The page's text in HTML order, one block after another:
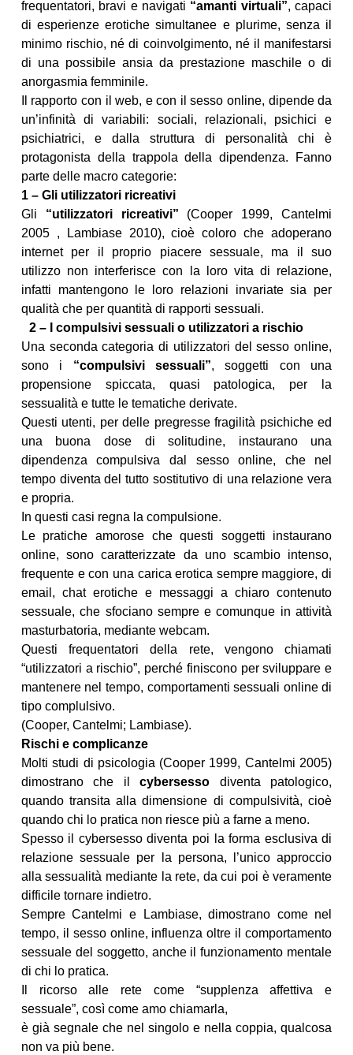
frequentatori, bravi e navigati “amanti virtuali”, capaci
di esperienze erotiche simultanee e plurime, senza il
minimo rischio, né di coinvolgimento, né il manifestarsi
di una possibile ansia da prestazione maschile o di
anorgasmia femminile.
Il rapporto con il web, e con il sesso online, dipende da
un’infinità di variabili: sociali, relazionali, psichici e
psichiatrici, e dalla struttura di personalità chi è
protagonista della trappola della dipendenza. Fanno
parte delle macro categorie:
1 – Gli utilizzatori ricreativi
Gli “utilizzatori ricreativi” (Cooper 1999, Cantelmi
2005 , Lambiase 2010), cioè coloro che adoperano
internet per il proprio piacere sessuale, ma il suo
utilizzo non interferisce con la loro vita di relazione,
infatti mantengono le loro relazioni invariate sia per
qualità che per quantità di rapporti sessuali.
2 – I compulsivi sessuali o utilizzatori a rischio
Una seconda categoria di utilizzatori del sesso online,
sono i “compulsivi sessuali”, soggetti con una
propensione spiccata, quasi patologica, per la
sessualità e tutte le tematiche derivate.
Questi utenti, per delle pregresse fragilità psichiche ed
una buona dose di solitudine, instaurano una
dipendenza compulsiva dal sesso online, che nel
tempo diventa del tutto sostitutivo di una relazione vera
e propria.
In questi casi regna la compulsione.
Le pratiche amorose che questi soggetti instaurano
online, sono caratterizzate da uno scambio intenso,
frequente e con una carica erotica sempre maggiore, di
email, chat erotiche e messaggi a chiaro contenuto
sessuale, che sfociano sempre e comunque in attività
masturbatoria, mediante webcam.
Questi frequentatori della rete, vengono chiamati
“utilizzatori a rischio”, perché finiscono per sviluppare e
mantenere nel tempo, comportamenti sessuali online di
tipo complulsivo.
(Cooper, Cantelmi; Lambiase).
Rischi e complicanze
Molti studi di psicologia (Cooper 1999, Cantelmi 2005)
dimostrano che ilcybersesso diventa patologico,
quando transita alla dimensione di compulsività, cioè
quando chi lo pratica non riesce più a farne a meno.
Spesso il cybersesso diventa poi la forma esclusiva di
relazione sessuale per la persona, l’unico approccio
alla sessualità mediante la rete, da cui poi è veramente
difficile tornare indietro.
Sempre Cantelmi e Lambiase, dimostrano come nel
tempo, il sesso online, influenza oltre il comportamento
sessuale del soggetto, anche il funzionamento mentale
di chi lo pratica.
Il ricorso alle rete come “supplenza affettiva e
sessuale”, così come amo chiamarla,
è già segnale che nel singolo e nella coppia, qualcosa
non va più bene.